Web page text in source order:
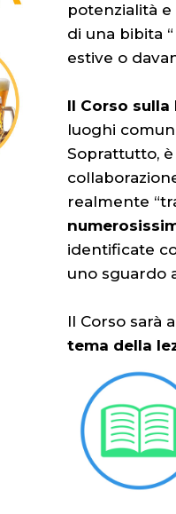
potenzialità
di una bibita
estive o
Il Corso
luoghi
Soprattutto,
realmente
identificate
uno sguardo
Il Corso sarà
tema della